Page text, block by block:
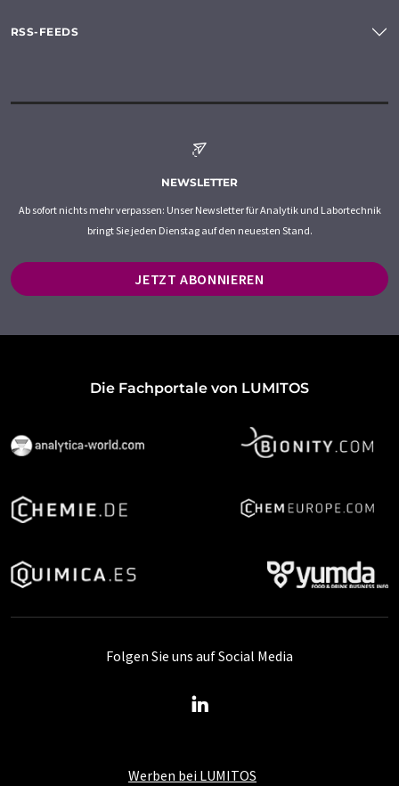
RSS-FEEDS
NEWSLETTER
Ab sofort nichts mehr verpassen: Unser Newsletter für Analytik und Labortechnik
bringt Sie jeden Dienstag auf den neuesten Stand.
JETZT ABONNIEREN
Die Fachportale von LUMITOS
Werben bei LUMITOS
Folgen Sie uns auf Social Media